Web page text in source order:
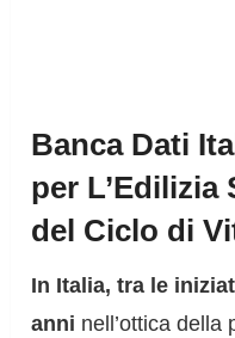
Banca Dati
per L’Edilizia
del Ciclo di
In Italia, tra le
anni nell’ottica della